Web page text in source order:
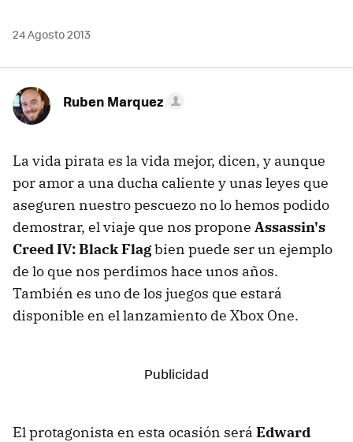
24 Agosto 2013
Ruben Marquez
La vida pirata es la vida mejor, dicen, y aunque
por amor a una ducha caliente y unas leyes que
aseguren nuestro pescuezo no lo hemos podido
demostrar, el viaje que nos propone Assassin's
Creed IV: Black Flagbien puede ser un ejemplo
de lo que nos perdimos hace unos años.
También es uno de los juegos que estará
disponible en el lanzamiento de Xbox One.
El protagonista en esta ocasión será Edward